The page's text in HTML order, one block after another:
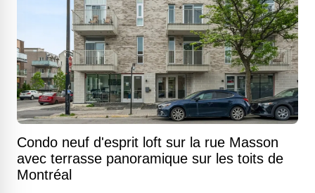
Condo neuf d'esprit loft sur la rue Masson
avec terrasse panoramique sur les toits de
Montréal